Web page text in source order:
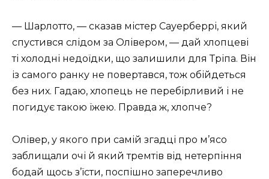
— Шарлотто, — сказав містер Сауерберрі, який
спустився слідом за Олівером, — дай хлопцеві
ті холодні недоїдки, що залишили для Тріпа. Він
із самого ранку не повертався, тож обійдеться
без них. Гадаю, хлопець не перебірливий і не
погидує такою їжею. Правда ж, хлопче?
Олівер, у якого при самій згадці про м’ясо
заблищали очі й який тремтів від нетерпіння
бодай щось з’їсти, поспішно заперечливо